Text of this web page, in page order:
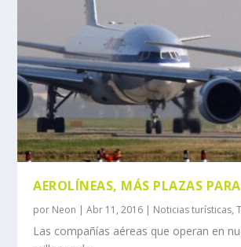
AEROLÍNEAS, MÁS PLAZAS
por Neon |Abr 11, 2016 | Noticias turísticas,
Las compañías aéreas que operan en